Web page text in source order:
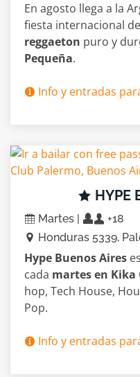
En agosto llega a la
fiesta internacional de
reggaeton puro y
Pequeña.
Info y entradas
HYPE
Martes |
+18
Honduras 5339,
Hype Buenos Aires
cada martes en Kika
hop, Tech House,
Pop.
Info y entradas